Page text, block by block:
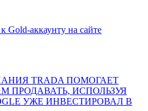
Gold-аккаунту на сайте
TRADA ПОМОГАЕТ
ПРОДАВАТЬ, ИСПОЛЬЗУЯ
УЖЕ ИНВЕСТИРОВАЛ В